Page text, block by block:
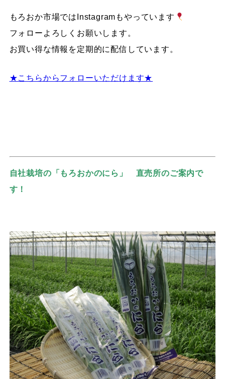
もろおか市場ではInstagramもやっています
フォローよろしくお願いします。
お買い得な情報を定期的に配信しています。
★こちらからフォローいただけます★
自社栽培の「もろおかのにら」
直売所のご案内で
す！